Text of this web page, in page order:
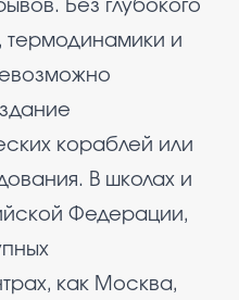
Без глубокого
термодинамики и
кораблей или
В школах и
Федерации,
как Москва,